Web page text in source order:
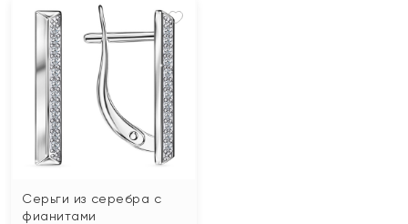
Серьги из серебра с
фианитами